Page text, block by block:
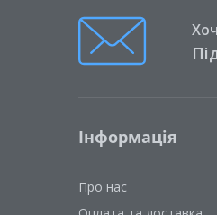
Інформація
Про нас